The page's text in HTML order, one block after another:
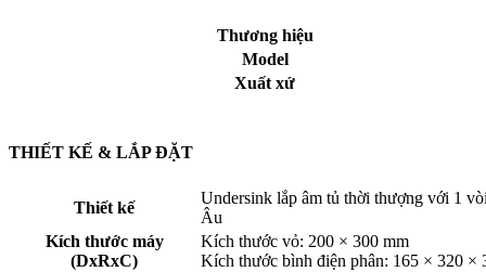
Thương hiệu
Model
Xuất xứ
THIẾT KẾ & LẮP ĐẶT
Thiết kế
Undersink lắp âm tủ thời thượng với 1
Âu
Kích thước máy
(DxRxC)
Kích thước vỏ: 200 × 300 mm
Kích thước bình điện phân: 165 × 320 ×